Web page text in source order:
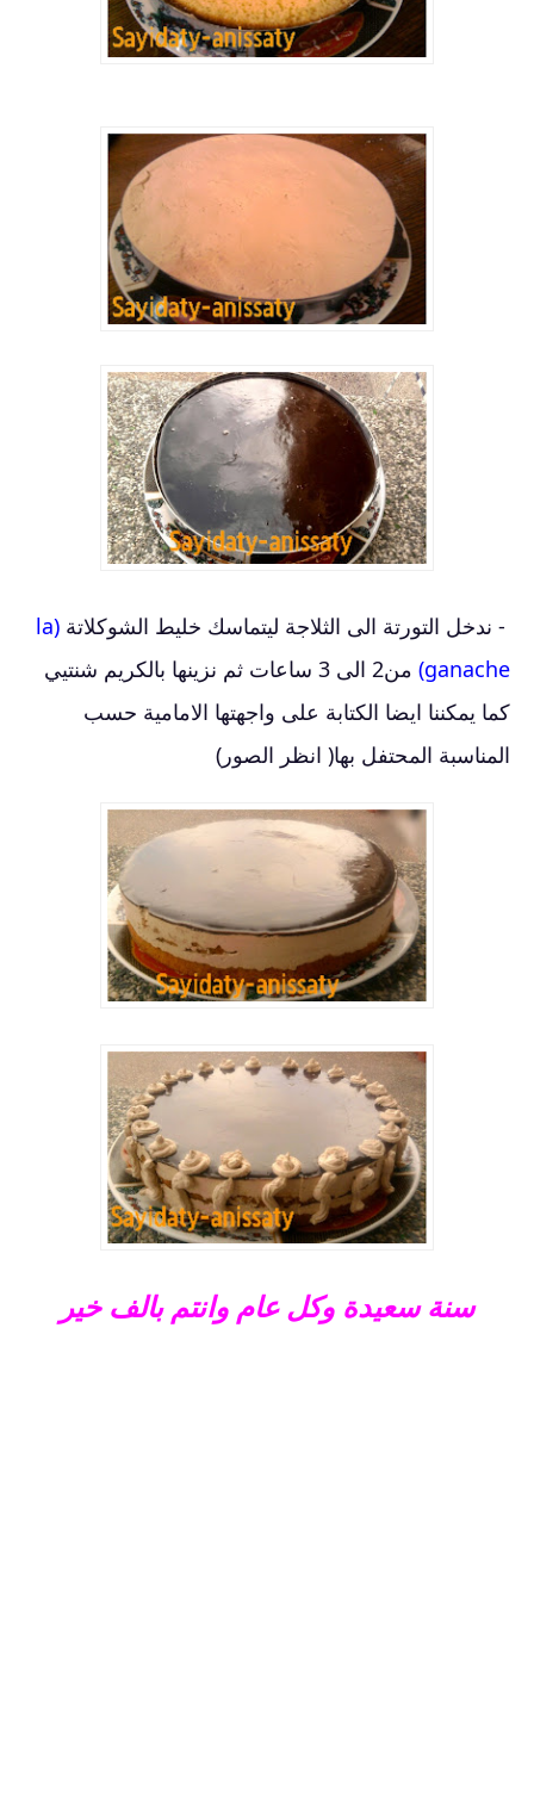
- ندخل التورتة الى الثلاجة ليتماسك خليط الشوكلاتة (la
ganache) من2 الى 3 ساعات ثم
نزينها بالكريم شنتيي
كما يمكننا ايضا الكتابة على واجهتها الامامية حسب
المناسبة المحتفل بها( انظر الصور)
سنة سعيدة وكل عام وانتم بالف خير